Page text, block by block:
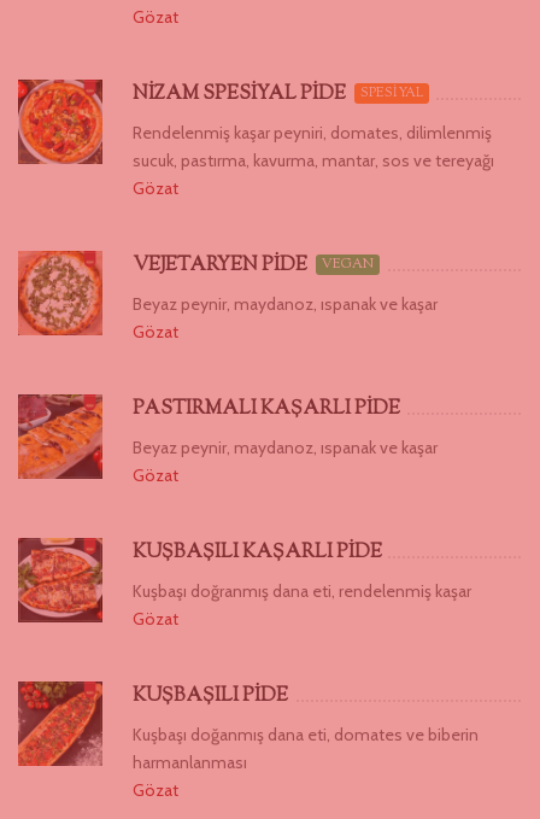
Gözat
NİZAM SPESİYAL PİDE SPESİYAL
Rendelenmiş kaşar peyniri, domates, dilimlenmiş
sucuk, pastırma, kavurma, mantar, sos ve tereyağı
Gözat
VEJETARYEN PİDE VEGAN
Beyaz peynir, maydanoz, ıspanak ve kaşar
Gözat
PASTIRMALI KAŞARLI PİDE
Beyaz peynir, maydanoz, ıspanak ve kaşar
Gözat
KUŞBAŞILI KAŞARLI PİDE
Kuşbaşı doğranmış dana eti, rendelenmiş kaşar
Gözat
KUŞBAŞILI PİDE
Kuşbaşı doğanmış dana eti, domates ve biberin
harmanlanması
Gözat